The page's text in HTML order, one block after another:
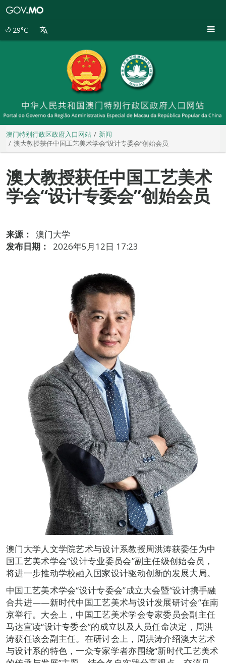
29°C
澳门特别行政区政府入口网站
新闻
澳大教授获任中国工艺美术学会“设计专委会”创始会员
澳大教授获任中国工艺美术
学会“设计专委会”创始会员
来源：
澳门大学
发布日期：
2026年5月12日 17:23
澳门大学人文学院艺术与设计系教授周洪涛获委任为中
国工艺美术学会“设计专业委员会”副主任级创始会员，
将进一步推动学校融入国家设计驱动创新的发展大局。
中国工艺美术学会“设计专委会”成立大会暨“设计携手融
合共进——新时代中国工艺美术与设计发展研讨会”在南
京举行。大会上，中国工艺美术学会专家委员会副主任
马达宣读“设计专委会”的成立以及人员任命决定，周洪
涛获任该会副主任。在研讨会上，周洪涛介绍澳大艺术
与设计系的特色，一众专家学者亦围绕“新时代工艺美术